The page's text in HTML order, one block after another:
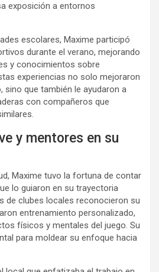
exposición a entornos
escolares, Maxime participó
durante el verano, mejorando
y conocimientos sobre
experiencias no solo mejoraron
sino que también le ayudaron a
con compañeros que
y mentores en su
Maxime tuvo la fortuna de contar
lo guiaron en su trayectoria
de clubes locales reconocieron su
entrenamiento personalizado,
físicos y mentales del juego. Su
para moldear su enfoque hacia